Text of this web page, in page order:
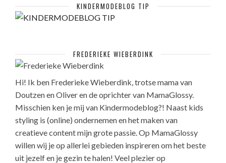
KINDERMODEBLOG TIP
FREDERIEKE WIEBERDINK
Hi! Ik ben Frederieke Wieberdink, trotse mama van
Doutzen en Oliver en de oprichter van MamaGlossy.
Misschien ken je mij van Kindermodeblog?! Naast kids
styling is (online) ondernemen en het maken van
creatieve content mijn grote passie. Op MamaGlossy
willen wij je op allerlei gebieden inspireren om het beste
uit jezelf en je gezin te halen! Veel plezier op